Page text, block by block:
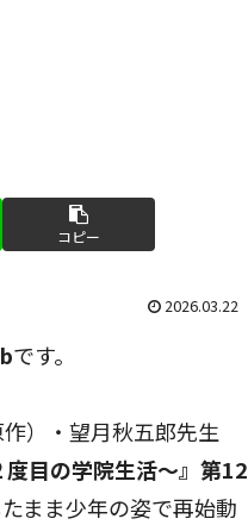
コピー
2026.03.22
です。
）・望月秋五郎先生
度目の学院生活～』第12
まま少年の姿で再始動